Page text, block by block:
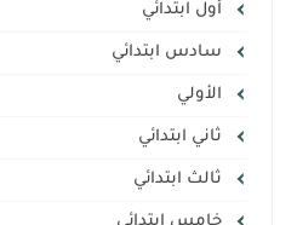
أول ابتدائي
سادس ابتدائي
الأولي
ثاني ابتدائي
ثالث ابتدائي